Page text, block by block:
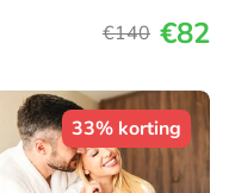
€140 €82
33% korting